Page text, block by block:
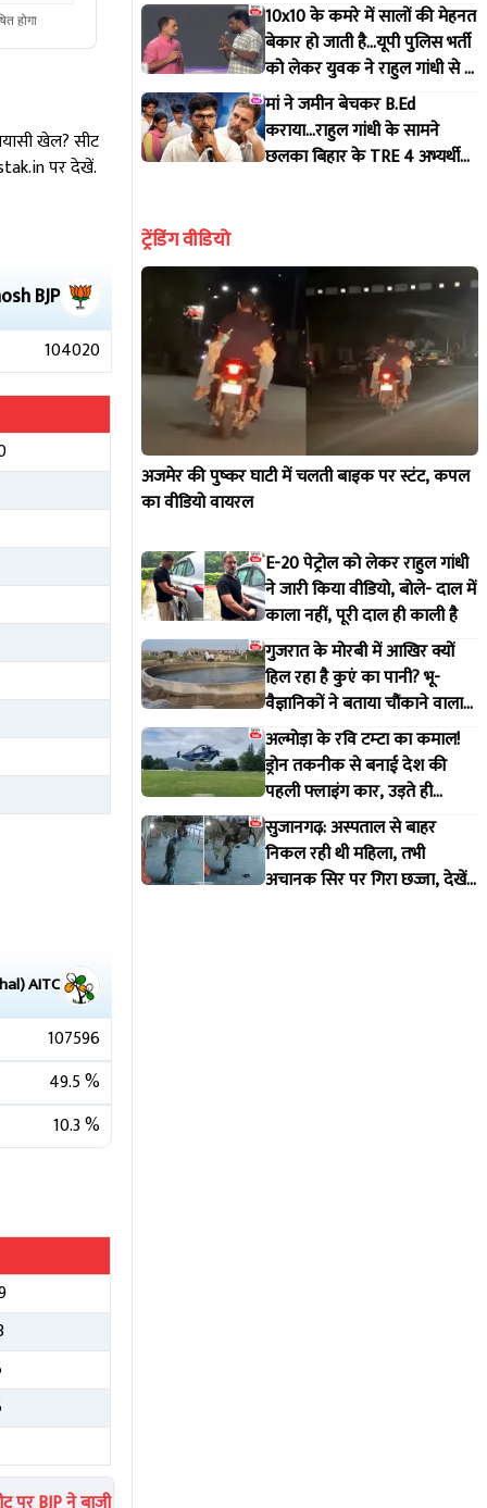
खेल? सीट
पर देखें.
BJP
104020
AITC
107596
49.5%
10.3%
10x10 के कमरे में सालों की मेहनत
बेकार हो जाती है...यूपी पुलिस भर्ती
को लेकर युवक ने राहुल गांधी से ये
क्या कहा दिया?
मां ने जमीन बेचकर B.Ed
कराया...राहुल गांधी के सामने
छलका बिहार के TRE 4 अभ्यर्थी
ट्रेंडिंग वीडियो
अजमेर की पुष्कर घाटी में चलती बाइक पर स्टंट, कपल
का वीडियो वायरल
E-20 पेट्रोल को लेकर राहुल गांधी
ने जारी किया वीडियो, बोले- दाल में
काला नहीं, पूरी दाल ही काली है
गुजरात के मोरबी में आखिर क्यों
हिल रहा है कुएं का पानी? भू-
वैज्ञानिकों ने बताया चौंकाने वाला
सच
अल्मोड़ा के रवि टम्टा का कमाल!
ड्रोन तकनीक से बनाई देश की
पहली फ्लाइंग कार, उड़ते ही
वायरल हुआ वीडियो
सुजानगढ़: अस्पताल से बाहर
निकल रही थी महिला, तभी
अचानक सिर पर गिरा छज्जा, देखें